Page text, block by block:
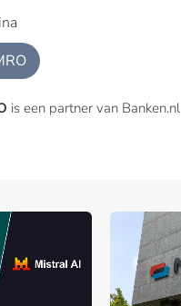
is een partner van Banken.nl